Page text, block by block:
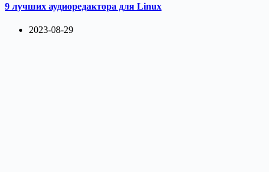
9 лучших аудиоредактора для Linux
2023-08-29